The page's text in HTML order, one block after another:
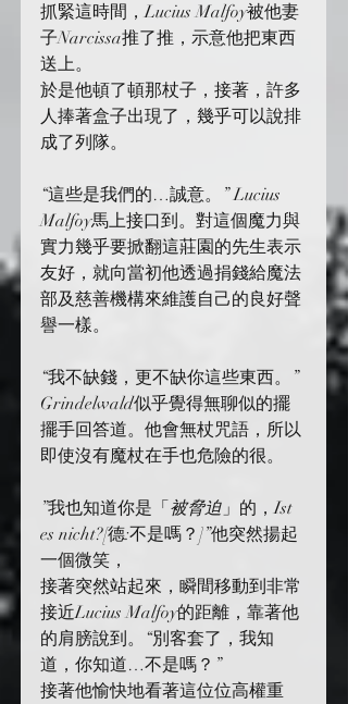
抓緊這時間，Lucius Malfoy被他妻
子Narcissa推了推，示意他把東西
送上。
於是他頓了頓那杖子，接著，許多
人捧著盒子出現了，幾乎可以說排
成了列隊。
“這些是我們的…誠意。” Lucius
Malfoy馬上接口到。對這個魔力與
實力幾乎要掀翻這莊園的先生表示
友好，就向當初他透過捐錢給魔法
部及慈善機構來維護自己的良好聲
譽一樣。
“我不缺錢，更不缺你這些東西。”
Grindelwald似乎覺得無聊似的擺
擺手回答道。他會無杖咒語，所以
即使沒有魔杖在手也危險的很。
”我也知道你是「 被脅迫 」的，Ist
es nicht?[德:不是嗎？]”他突然揚起
一個微笑，
接著突然站起來，瞬間移動到非常
接近Lucius Malfoy的距離，靠著他
的肩膀說到。“別客套了，我知
道，你知道…不是嗎？”
接著他愉快地看著這位位高權重